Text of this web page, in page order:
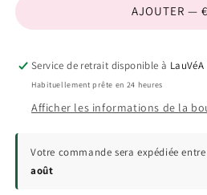
AJOUTER —
Service de retrait disponible à
Habituellement prête en 24 heures
Afficher les informations de la
Votre commande sera expédiée
août